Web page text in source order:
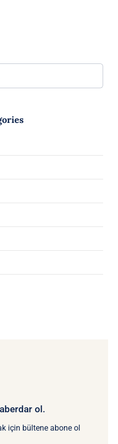
ol.
için bültene abone ol